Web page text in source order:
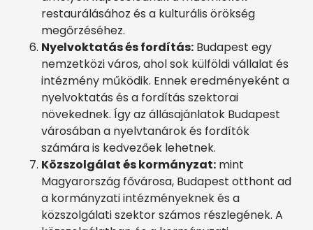
restaurálásához és a kulturális örökség
megőrzéséhez.
Nyelvoktatás és fordítás: Budapest egy
nemzetközi város, ahol sok külföldi vállalat és
intézmény működik. Ennek eredményeként a
nyelvoktatás és a fordítás szektorai
növekednek. Így az állásajánlatok Budapest
városában a nyelvtanárok és fordítók
számára is kedvezőek lehetnek.
Közszolgálat és kormányzat: mint
Magyarország fővárosa, Budapest otthont ad
a kormányzati intézményeknek és a
közszolgálati szektor számos részlegének. A